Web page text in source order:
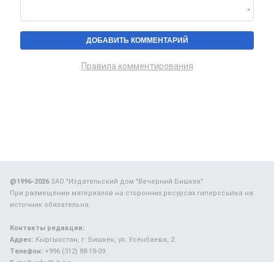
Правила комментирования
@1996-2026ЗАО "Издательский дом "Вечерний Бишкек"
При размещении материалов на сторонних ресурсах гиперссылка на
источник обязательна.
Контакты редакции:
Адрес: Кыргызстан, г. Бишкек, ул. Усенбаева, 2.
Телефон: +996 (312) 88-18-09.